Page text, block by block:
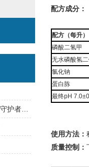
配方成分：
配方（每升）
磷酸二氢甲
无水磷酸氢
氯化钠
蛋白胨
最终pH
使用方法：
质量控制：